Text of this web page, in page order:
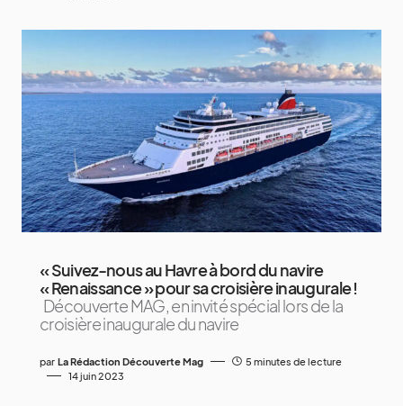
« Suivez-nous au Havre à bord du navire
« Renaissance » pour sa croisière inaugurale !
Découverte MAG, en invité spécial lors de la
croisière inaugurale du navire
par La Rédaction Découverte Mag
5 minutes de lecture
14 juin 2023